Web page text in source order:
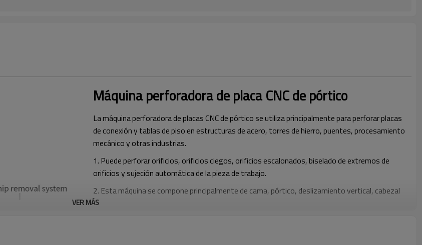
Máquina perforadora de placa CNC de pórtico
La máquina perforadora de placas CNC de pórtico se utiliza principalmente para perforar placas
de conexión y tablas de piso en estructuras de acero, torres de hierro, puentes, procesamiento
mecánico y otras industrias.
1. Puede perforar orificios, orificios ciegos, orificios escalonados, biselado de extremos de
orificios y sujeción automática de la pieza de trabajo.
2. Esta máquina se compone principalmente de cama, pórtico, deslizamiento vertical, cabezal
de potencia de perforación, sistema hidráulico, sistema de control, sistema de lubricación
VER MÁS